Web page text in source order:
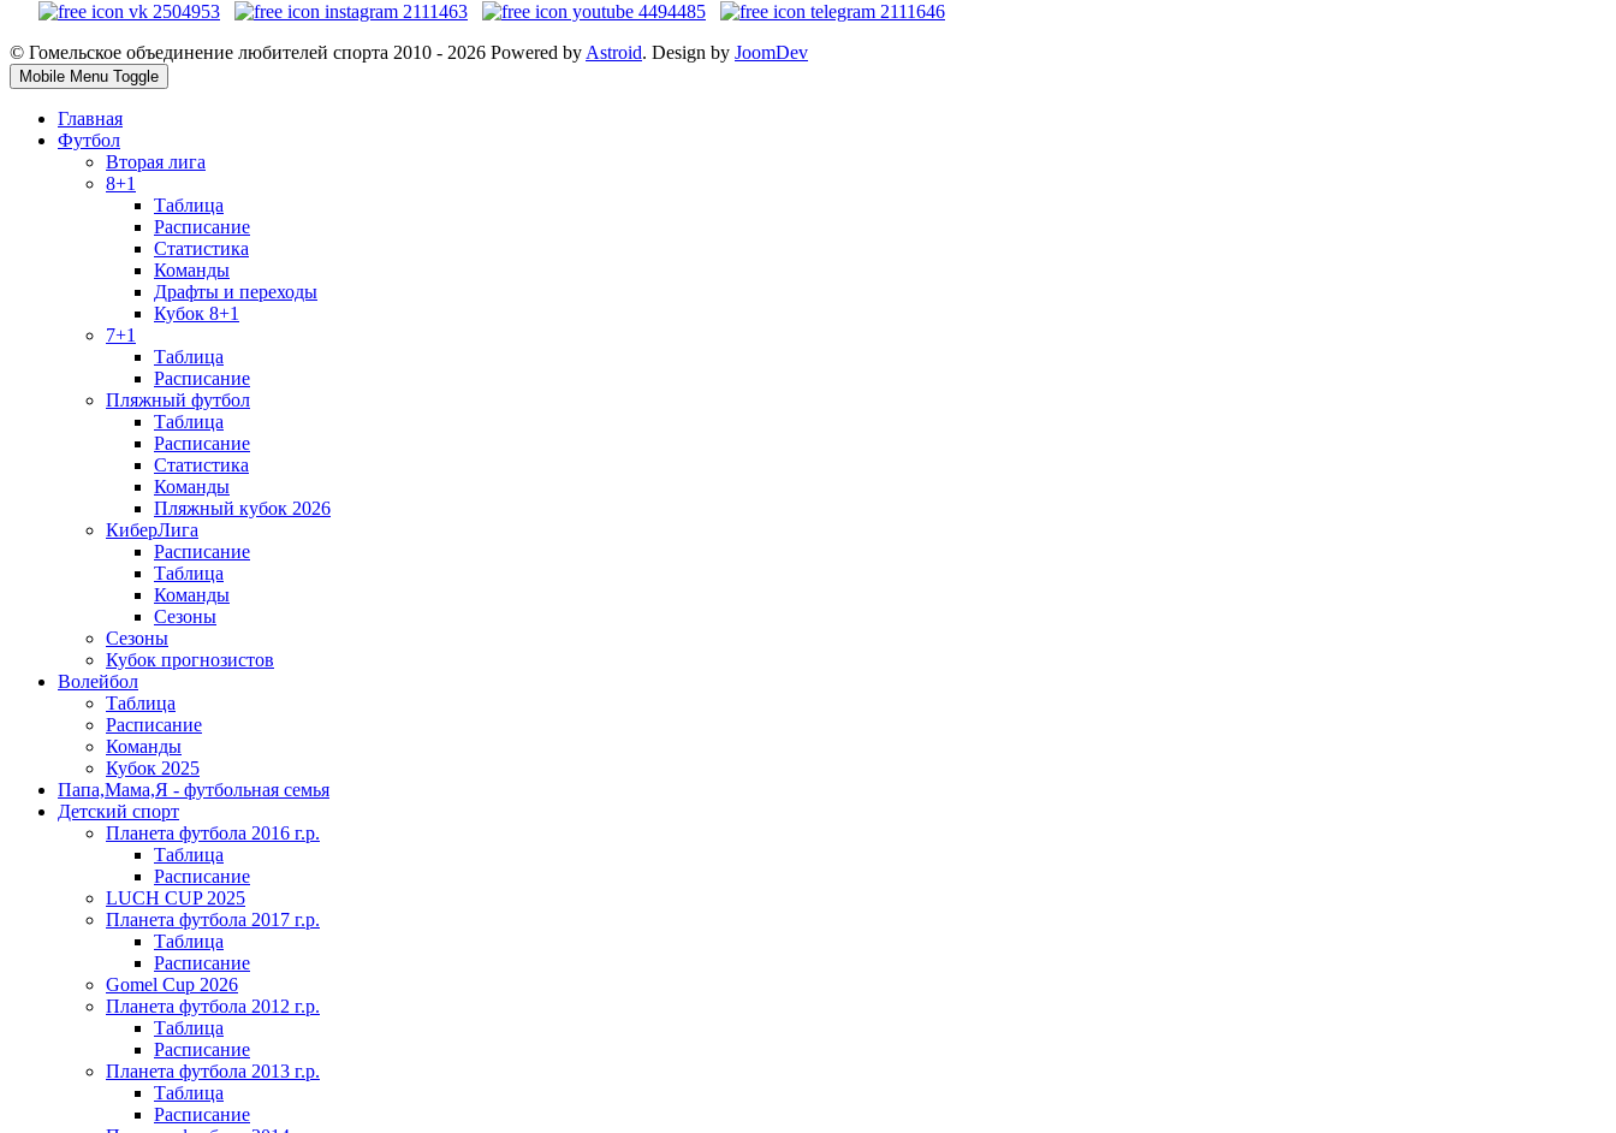
© Гомельское объединение любителей спорта 2010 - 2026 Powered by Astroid. Design by JoomDev
Mobile Menu Toggle
Главная
Футбол
Вторая лига
8+1
Таблица
Расписание
Статистика
Команды
Драфты и переходы
Кубок 8+1
7+1
Таблица
Расписание
Пляжный футбол
Таблица
Расписание
Статистика
Команды
Пляжный кубок 2026
КиберЛига
Расписание
Таблица
Команды
Сезоны
Сезоны
Кубок прогнозистов
Волейбол
Таблица
Расписание
Команды
Кубок 2025
Папа,Мама,Я - футбольная семья
Детский спорт
Планета футбола 2016 г.р.
Таблица
Расписание
LUCH CUP 2025
Планета футбола 2017 г.р.
Таблица
Расписание
Gomel Cup 2026
Планета футбола 2012 г.р.
Таблица
Расписание
Планета футбола 2013 г.р.
Таблица
Расписание